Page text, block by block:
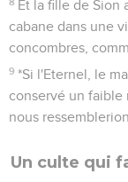
Et la fille de Sion
cabane dans une
concombres,
9 *Si l'Eternel, le
conservé un faible
nous
Un culte qui